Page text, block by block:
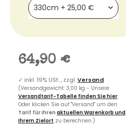
330cm + 25,00 €
64,90 €
✓ inkl. 19% USt. , zzgl.Versand
(Versandgewicht: 3,00 kg - Unsere
Versandtarif-Tabelle finden Sie hier.
Oder klicken Sie auf "Versand" um den
Tarif für Ihren aktuellen Warenkorb und
Ihrem Zielort zu berechnen.)